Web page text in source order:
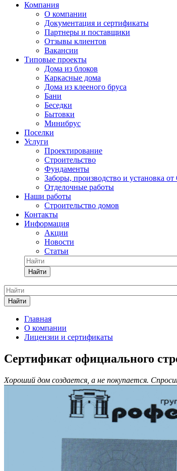
Компания
О компании
Документация и сертификаты
Партнеры и поставщики
Отзывы клиентов
Вакансии
Типовые проекты
Дома из блоков
Каркасные дома
Дома из клееного бруса
Бани
Беседки
Бытовки
Минибрус
Поселки
Услуги
Проектирование
Строительство
Фундаменты
Заборы, производство и установка
Отделочные работы
Наши работы
Строительство домов
Контакты
Информация
Акции
Новости
Статьи
Найти
Найти
Главная
О компании
Лицензии и сертификаты
Сертификат официального
Хороший дом создается, а не покупается.